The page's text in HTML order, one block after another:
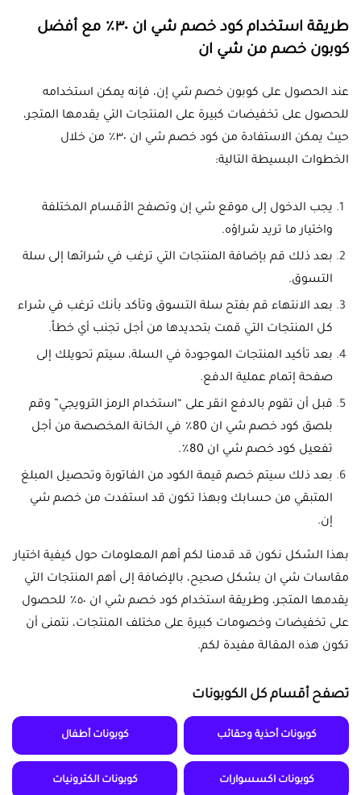
طريقة استخدام كود خصم شي ان ٣٠٪ مع أفضل
كوبون خصم من شي ان
عند الحصول على كوبون خصم شي إن، فإنه يمكن استخدامه
للحصول على تخفيضات كبيرة على المنتجات التي يقدمها المتجر،
حيث يمكن الاستفادة من كود خصم شي ان ٣٠٪ من خلال
الخطوات البسيطة التالية:
يجب الدخول إلى موقع شي إن وتصفح الأقسام المختلفة
واختيار ما تريد شراؤه.
بعد ذلك قم بإضافة المنتجات التي ترغب في شرائها إلى سلة
التسوق.
بعد الانتهاء قم بفتح سلة التسوق وتأكد بأنك ترغب في شراء
كل المنتجات التي قمت بتحديدها من أجل تجنب أي خطاً.
بعد تأكيد المنتجات الموجودة في السلة، سيتم تحويلك إلى
صفحة إتمام عملية الدفع.
قبل أن تقوم بالدفع انقر على “استخدام الرمز الترويجي” وقم
بلصق كود خصم شي ان 80٪ في الخانة المخصصة من أجل
تفعيل كود خصم شي ان 80٪.
بعد ذلك سيتم خصم قيمة الكود من الفاتورة وتحصيل المبلغ
المتبقي من حسابك وبهذا تكون قد استفدت من خصم شي
إن.
بهذا الشكل نكون قد قدمنا لكم أهم المعلومات حول كيفية اختيار
مقاسات شي ان بشكل صحيح، بالإضافة إلى أهم المنتجات التي
يقدمها المتجر، وطريقة استخدام كود خصم شي ان ٥٠٪ للحصول
على تخفيضات وخصومات كبيرة على مختلف المنتجات، نتمنى أن
تكون هذه المقالة مفيدة لكم.
تصفح أقسام كل الكوبونات
كوبونات أحذية وحقائب كوبونات أطفال
كوبونات اكسسوارات كوبونات الكترونيات